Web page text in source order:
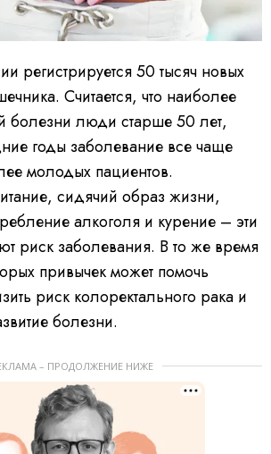
регистрируется 50 тысяч новых
Считается, что наиболее
болезни люди старше 50 лет,
годы заболевание все чаще
молодых пациентов.
сидячий образ жизни,
алкоголя и курение – эти
риск заболевания. В то же время
привычек может помочь
риск колоректального рака и
болезни.
– ПРОДОЛЖЕНИЕ НИЖЕ